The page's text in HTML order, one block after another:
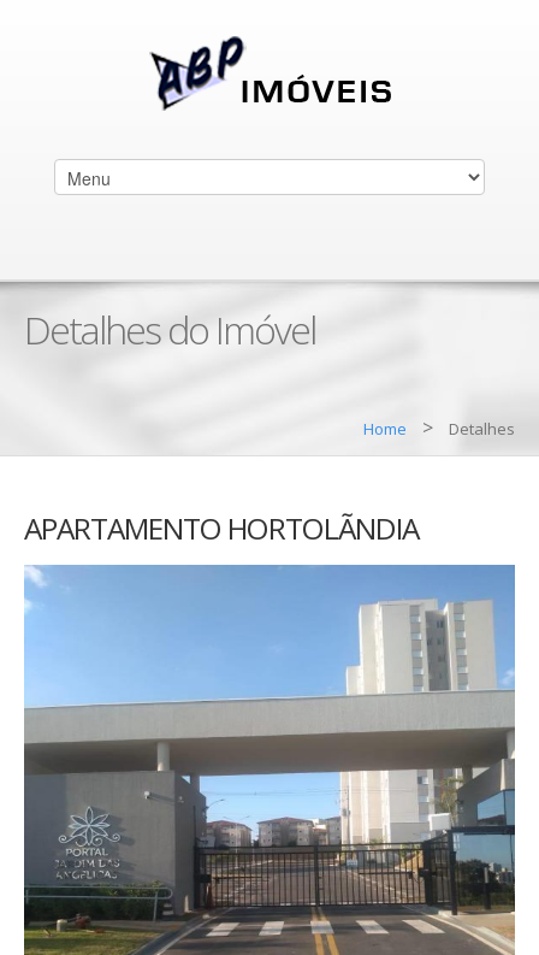
Detalhes do Imóvel
Home > Detalhes
APARTAMENTO HORTOLÃNDIA